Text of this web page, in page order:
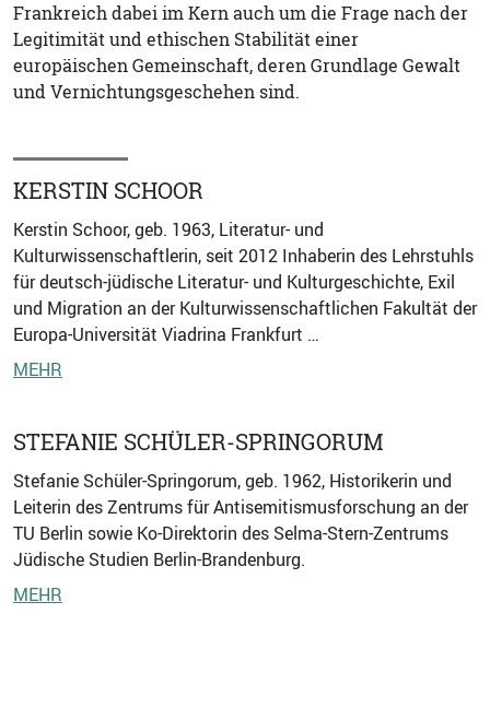
Frankreich dabei im Kern auch um die Frage nach der
Legitimität und ethischen Stabilität einer
europäischen Gemeinschaft, deren Grundlage Gewalt
und Vernichtungsgeschehen sind.
KERSTIN SCHOOR
Kerstin Schoor, geb. 1963, Literatur- und
Kulturwissenschaftlerin, seit 2012 Inhaberin des Lehrstuhls
für deutsch-jüdische Literatur- und Kulturgeschichte, Exil
und Migration an der Kulturwissenschaftlichen Fakultät der
Europa-Universität Viadrina Frankfurt …
MEHR
STEFANIE SCHÜLER-SPRINGORUM
Stefanie Schüler-Springorum, geb. 1962, Historikerin und
Leiterin des Zentrums für Antisemitismusforschung an der
TU Berlin sowie Ko-Direktorin des Selma-Stern-Zentrums
Jüdische Studien Berlin-Brandenburg.
MEHR